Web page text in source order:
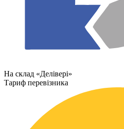
На склад «Делівері»
Тариф перевізника